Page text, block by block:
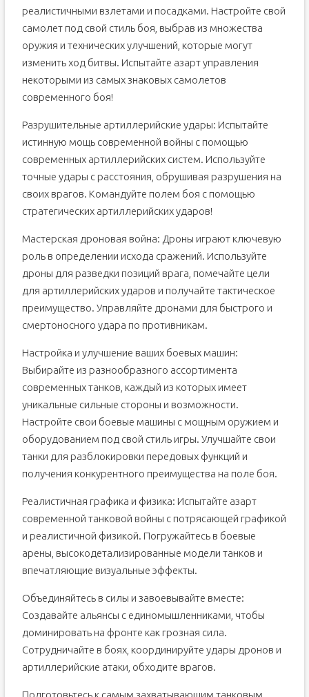
реалистичными взлетами и посадками. Настройте свой
самолет под свой стиль боя, выбрав из множества
оружия и технических улучшений, которые могут
изменить ход битвы. Испытайте азарт управления
некоторыми из самых знаковых самолетов
современного боя!
Разрушительные артиллерийские удары: Испытайте
истинную мощь современной войны с помощью
современных артиллерийских систем. Используйте
точные удары с расстояния, обрушивая разрушения на
своих врагов. Командуйте полем боя с помощью
стратегических артиллерийских ударов!
Мастерская дроновая война: Дроны играют ключевую
роль в определении исхода сражений. Используйте
дроны для разведки позиций врага, помечайте цели
для артиллерийских ударов и получайте тактическое
преимущество. Управляйте дронами для быстрого и
смертоносного удара по противникам.
Настройка и улучшение ваших боевых машин:
Выбирайте из разнообразного ассортимента
современных танков, каждый из которых имеет
уникальные сильные стороны и возможности.
Настройте свои боевые машины с мощным оружием и
оборудованием под свой стиль игры. Улучшайте свои
танки для разблокировки передовых функций и
получения конкурентного преимущества на поле боя.
Реалистичная графика и физика: Испытайте азарт
современной танковой войны с потрясающей графикой
и реалистичной физикой. Погружайтесь в боевые
арены, высокодетализированные модели танков и
впечатляющие визуальные эффекты.
Объединяйтесь в силы и завоевывайте вместе:
Создавайте альянсы с единомышленниками, чтобы
доминировать на фронте как грозная сила.
Сотрудничайте в боях, координируйте удары дронов и
артиллерийские атаки, обходите врагов.
Подготовьтесь к самым захватывающим танковым